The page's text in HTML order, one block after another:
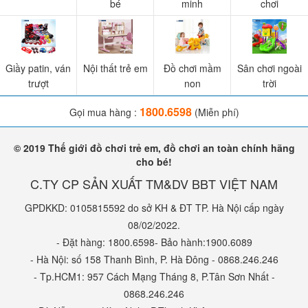
✪ CÁC SẢN PHẨM ĐỒ CHƠI ÂM NHẠC ĐƯỢC NHIỀU
MẸ HAY MUA:
Đồ chơi âm nhạc đàn piano BB375 màu đỏ
Đồ chơi âm nhạc đàn piano BB375 xanh dương
Bộ đàn organ có ghế ngồi màu hồng BBT GLOBAL BB335D
Bộ đàn organ có ghế ngồi màu xanh BBT GLOBAL BB335B
Bộ đàn organ có ghế ngồi màu đỏ BBT GLOBAL BB55B
Bộ đàn organ có ghế ngồi màu hồng BBT GLOBAL BB55D
bé
minh
chơi
Giầy patin, ván
trượt
Nội thất trẻ em
Đồ chơi mầm
non
Sân chơi ngoài
trời
Gọi mua hàng : 1800.6598(Miễn phí)
© 2019 Thế giới đồ chơi trẻ em, đồ chơi an toàn chính hãng
cho bé!
C.TY CP SẢN XUẤT TM&DV BBT VIỆT NAM
GPDKKD: 0105815592 do sở KH & ĐT TP. Hà Nội cấp ngày
08/02/2022.
- Đặt hàng: 1800.6598- Bảo hành:1900.6089
- Hà Nội: số 158 Thanh Bình, P. Hà Đông - 0868.246.246
- Tp.HCM1: 957 Cách Mạng Tháng 8, P.Tân Sơn Nhất -
0868.246.246